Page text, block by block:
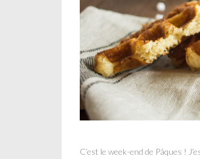
C’est le week-end de Pâques !